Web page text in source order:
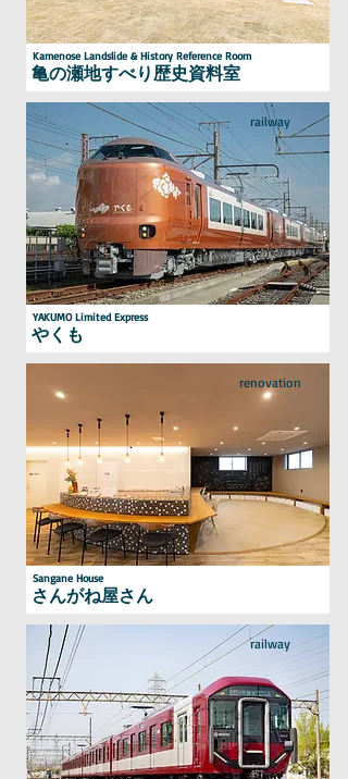
Kamenose Landslide & History Reference Room
亀の瀬地すべり歴史資料室
railway
YAKUMO Limited Express
やくも
renovation
Sangane House
さんがね屋さん
railway